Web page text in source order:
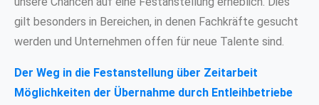
gilt besonders in Bereichen, in denen Fachkräfte gesucht
werden und Unternehmen offen für neue Talente sind.
Der Weg in die Festanstellung über Zeitarbeit
Möglichkeiten der Übernahme durch Entleihbetriebe